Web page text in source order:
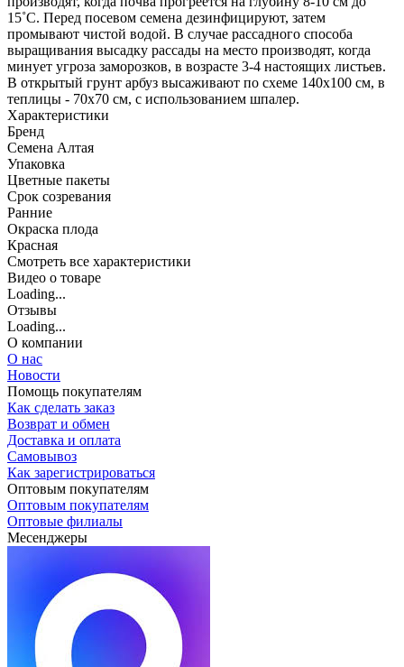
15˚С. Перед посевом семена дезинфицируют, затем
промывают чистой водой. В случае рассадного способа
выращивания высадку рассады на место производят, когда
минует угроза заморозков, в возрасте 3-4 настоящих листьев.
В открытый грунт арбуз высаживают по схеме 140x100 см, в
теплицы - 70x70 см, с использованием шпалер.
Характеристики
Бренд
Семена Алтая
Упаковка
Цветные пакеты
Срок созревания
Ранние
Окраска плода
Красная
Cмотреть все характеристики
Видео о товаре
Loading...
Отзывы
Loading...
О компании
О нас
Новости
Помощь покупателям
Как сделать заказ
Возврат и обмен
Доставка и оплата
Самовывоз
Как зарегистрироваться
Оптовым покупателям
Оптовым покупателям
Оптовые филиалы
Месенджеры